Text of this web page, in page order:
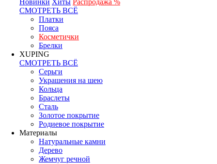
Новинки Хиты Распродажа %
СМОТРЕТЬ ВСЁ
Платки
Пояса
Косметички
Брелки
XUPING
СМОТРЕТЬ ВСЁ
Серьги
Украшения на шею
Кольца
Браслеты
Сталь
Золотое покрытие
Родиевое покрытие
Материалы
Натуральные камни
Дерево
Жемчуг речной